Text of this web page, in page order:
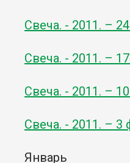
Свеча. - 2011. –
Свеча. - 2011. –
Свеча. - 2011. –
Свеча. - 2011. – 3
Январь